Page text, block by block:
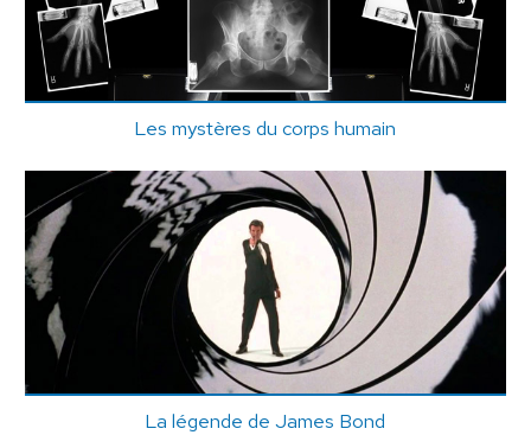
Les mystères du corps humain
La légende de James Bond